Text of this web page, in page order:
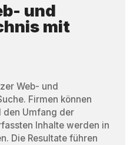
und
mit
Web- und
Firmen können
den Umfang der
Inhalte werden in
Die Resultate führen